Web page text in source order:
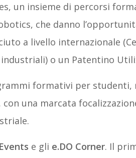
un insieme di percorsi
che danno
a livello internazionale
o un Patentino
formativi per studenti,
una marcata
e gli e.DO Corner. Il